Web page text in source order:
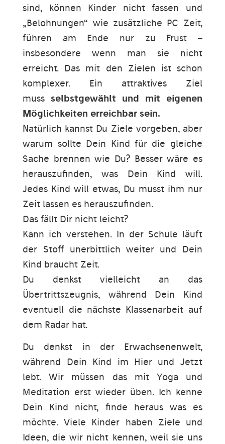
sind, können Kinder nicht fassen und
„Belohnungen“ wie zusätzliche PC Zeit,
führen am Ende nur zu Frust –
insbesondere wenn man sie nicht
erreicht. Das mit den Zielen ist schon
komplexer. Ein attraktives Ziel
mussselbstgewählt und mit eigenen
Möglichkeiten erreichbar sein.
Natürlich kannst Du Ziele vorgeben, aber
warum sollte Dein Kind für die gleiche
Sache brennen wie Du? Besser wäre es
herauszufinden, was Dein Kind will.
Jedes Kind will etwas, Du musst ihm nur
Zeit lassen es herauszufinden.
Das fällt Dir nicht leicht?
Kann ich verstehen. In der Schule läuft
der Stoff unerbittlich weiter und Dein
Kind braucht Zeit.
Du denkst vielleicht an das
Übertrittszeugnis, während Dein Kind
eventuell die nächste Klassenarbeit auf
dem Radar hat.
Du denkst in der Erwachsenenwelt,
während Dein Kind im Hier und Jetzt
lebt. Wir müssen das mit Yoga und
Meditation erst wieder üben. Ich kenne
Dein Kind nicht, finde heraus was es
möchte. Viele Kinder haben Ziele und
Ideen, die wir nicht kennen, weil sie uns